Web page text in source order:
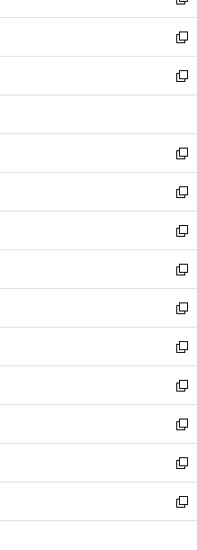
開
く
ウ
で
開
く
ン
ド
ウ
で
開
ウ
ィ
ン
ド
ウ
開
く
し
い
ウ
ィ
ン
ウ
で
開
く
新
し
い
ウ
ン
ド
ウ
で
開
く
新
し
ウ
ィ
ン
ド
ウ
で
開
く
新
し
い
ウ
ィ
ン
ド
ウ
で
開
く
新
し
い
ウ
ィ
ン
ド
ウ
で
開
く
新
し
い
ウ
ィ
ン
ド
ウ
で
開
く
新
し
い
ウ
ィ
ン
ド
ウ
で
開
く
新
し
い
ウ
ィ
ン
ド
ウ
で
開
く
新
し
い
ウ
ィ
ン
ド
ウ
で
開
新
し
い
ウ
ィ
ン
ド
ウ
新
し
い
ウ
ィ
ン
新
し
い
ウ
新
し